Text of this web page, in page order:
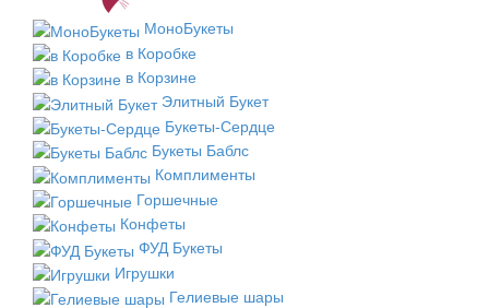
МоноБукеты
в Коробке
в Корзине
Элитный Букет
Букеты-Сердце
Букеты Баблс
Комплименты
Горшечные
Конфеты
ФУД Букеты
Игрушки
Гелиевые шары